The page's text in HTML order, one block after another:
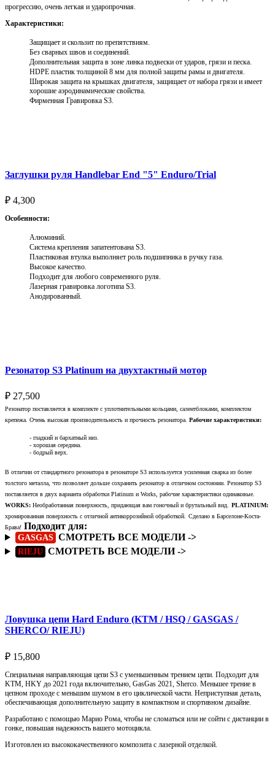
прогрессию, очень легкая и ударопрочная.
Характеристики:
Защищает и скользит по препятствиям.
Без сварных швов и соединений.
Дополнительная защита в зоне линка подвески от ударов, грязи и песка.
HDPE пластик толщиной 8 мм для полной защиты рамы и двигателя.
Широкая защита на крышках двигателя, защищает от набора грязи и имеет
хорошие аэродинамические свойства.
Фирменная Гравировка S3.
Заглушки руля Handlebar End "5" Enduro/Trial
₽ 4,300
Особенности:
Алюминий.
Система крепления запатентована S3.
Пластиковая втулка выполняет роль подшипника в ручку газа.
Высокое качество.
Подходит для любого современного руля.
Лазерная гравировка логотипа S3.
Анодированный.
Резонатор S3 Platinum на двухтактный мотор
₽ 27,500
Резонатор поставляется в комплекте с уплотнительными кольцами, салентблоками, комплектом
крепежа. Очень высокая производительность и прочность резонатора. Рабочие характеристики:
- гладкий и бархатный низ.
- хорошая середина.
- бодрый верх.
В отличии от стандартного резонатора в резонаторе S3 используется усиленная сварка из более
толстого металла, что позволяет дольше сохранить резонатор в отличном состоянии. Резонатор S3
поставляется в двух варианта обработки Platinum и Works, рабочие характеристики одинаковые.
WORKS: Необработанная поверхность, придающая вам гоночный и брутальный вид. PLATINIUM:
хромированная поверхность с отличной антикоррозийной обработкой. Сделано в Барселоне-Коста-
Брава! Подходит для:
GASGAS СМОТРЕТЬ ВСЕ МОДЕЛИ ->
RIEJU СМОТРЕТЬ ВСЕ МОДЕЛИ ->
Ловушка цепи Hard Enduro (KTM / HSQ / GASGAS /
SHERCO/ RIEJU)
₽ 15,800
Специальная направляющая цепи S3 с уменьшенным трением цепи. Подходит для
KTM, HKY до 2021 года включительно, GasGas 2021, Sherco. Меньшее трение в
цепном проходе с меньшим шумом в его циклической части. Неприступная деталь,
обеспечивающая дополнительную защиту в компактном и спортивном дизайне.
Разработано с помощью Марио Рома, чтобы не сломаться или не сойти с дистанции в
гонке, повышая надежность вашего мотоцикла.
Изготовлен из высококачественного композита с лазерной отделкой.